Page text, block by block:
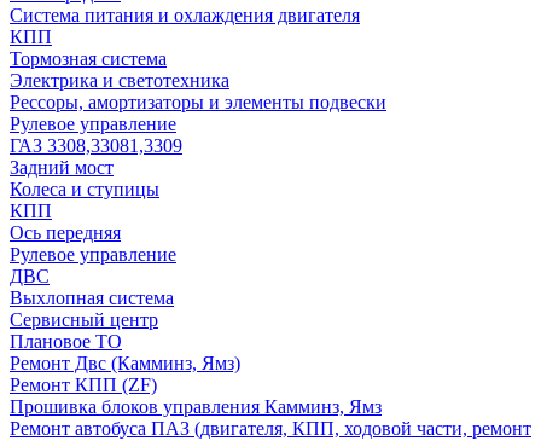
Система питания и охлаждения двигателя
КПП
Тормозная система
Электрика и светотехника
Рессоры, амортизаторы и элементы подвески
Рулевое управление
ГАЗ 3308,33081,3309
Задний мост
Колеса и ступицы
КПП
Ось передняя
Рулевое управление
ДВС
Выхлопная система
Сервисный центр
Плановое ТО
Ремонт Двс (Камминз, Ямз)
Ремонт КПП (ZF)
Прошивка блоков управления Камминз, Ямз
Ремонт автобуса ПАЗ (двигателя, КПП, ходовой части, ремонт